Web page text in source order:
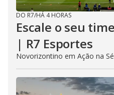
DO R7/HÁ 4 HORAS
Escale o seu
| R7 Esportes
Novorizontino em Ação na